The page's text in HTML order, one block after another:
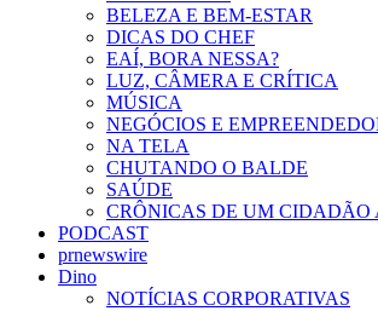
BELEZA E BEM-ESTAR
DICAS DO CHEF
EAÍ, BORA NESSA?
LUZ, CÂMERA E CRÍTICA
MÚSICA
NEGÓCIOS E
NA TELA
CHUTANDO O BALDE
SAÚDE
CRÔNICAS DE UM CIDADÃO
PODCAST
prnewswire
Dino
NOTÍCIAS CORPORATIVAS